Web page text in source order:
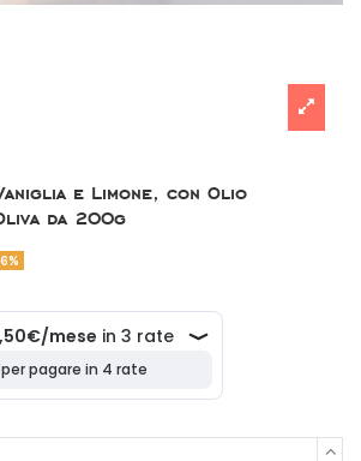
e Limone, con Olio
da 200g